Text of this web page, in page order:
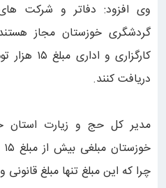
وی افزود: دفاتر و شرکت
گردشگری خوزستان مجاز
کارگزاری
دریافت کنند.
مدیر کل حج و زیارت استان
چرا که این مبلغ تنها مبلغ